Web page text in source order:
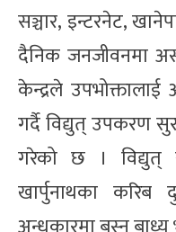
सञ्चार, इन्टरनेट,
दैनिक जनजीवनमा
केन्द्रले
गर्दै विद्युत् उपकरण
गरेको छ । विद्युत्
खार्पुनाथका